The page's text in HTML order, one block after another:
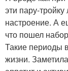
эти пару-
настроение. А
что пошел
Такие периоды
жизни.